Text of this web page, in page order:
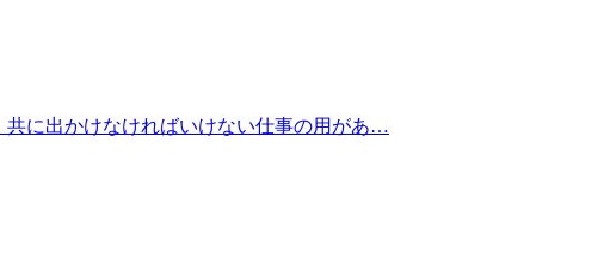
共に出かけなければいけない仕事の用があ…